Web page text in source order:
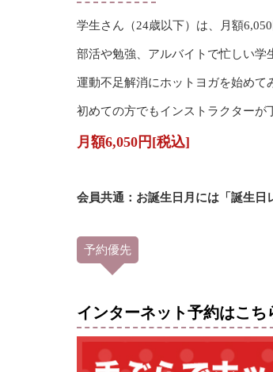
学生さん（24歳以下）は、月額
部活や勉強、アルバイトで忙しい学
運動不足解消にホットヨガを始めて
初めての方でもインストラクターが
月額6,050円[税込]
会員共通：お誕生日月には「誕生日
予約優先
インターネット予約はこち